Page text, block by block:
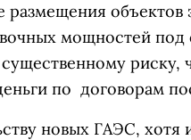
объектов
мощностей под
риску,
по договорам
новых ГАЭС,